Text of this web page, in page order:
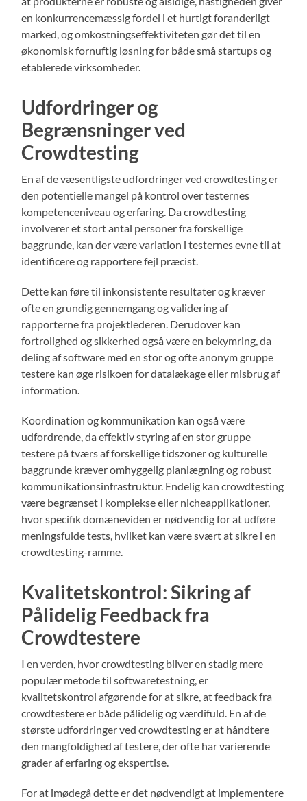
en konkurrencemæssig fordel i et hurtigt foranderligt
marked, og omkostningseffektiviteten gør det til en
økonomisk fornuftig løsning for både små startups og
etablerede virksomheder.
Udfordringer og
Begrænsninger ved
Crowdtesting
En af de væsentligste udfordringer ved crowdtesting er
den potentielle mangel på kontrol over testernes
kompetenceniveau og erfaring. Da crowdtesting
involverer et stort antal personer fra forskellige
baggrunde, kan der være variation i testernes evne til at
identificere og rapportere fejl præcist.
Dette kan føre til inkonsistente resultater og kræver
ofte en grundig gennemgang og validering af
rapporterne fra projektlederen. Derudover kan
fortrolighed og sikkerhed også være en bekymring, da
deling af software med en stor og ofte anonym gruppe
testere kan øge risikoen for datalækage eller misbrug af
information.
Koordination og kommunikation kan også være
udfordrende, da effektiv styring af en stor gruppe
testere på tværs af forskellige tidszoner og kulturelle
baggrunde kræver omhyggelig planlægning og robust
kommunikationsinfrastruktur. Endelig kan crowdtesting
være begrænset i komplekse eller nicheapplikationer,
hvor specifik domæneviden er nødvendig for at udføre
meningsfulde tests, hvilket kan være svært at sikre i en
crowdtesting-ramme.
Kvalitetskontrol: Sikring af
Pålidelig Feedback fra
Crowdtestere
I en verden, hvor crowdtesting bliver en stadig mere
populær metode til softwaretestning, er
kvalitetskontrol afgørende for at sikre, at feedback fra
crowdtestere er både pålidelig og værdifuld. En af de
største udfordringer ved crowdtesting er at håndtere
den mangfoldighed af testere, der ofte har varierende
grader af erfaring og ekspertise.
For at imødegå dette er det nødvendigt at implementere